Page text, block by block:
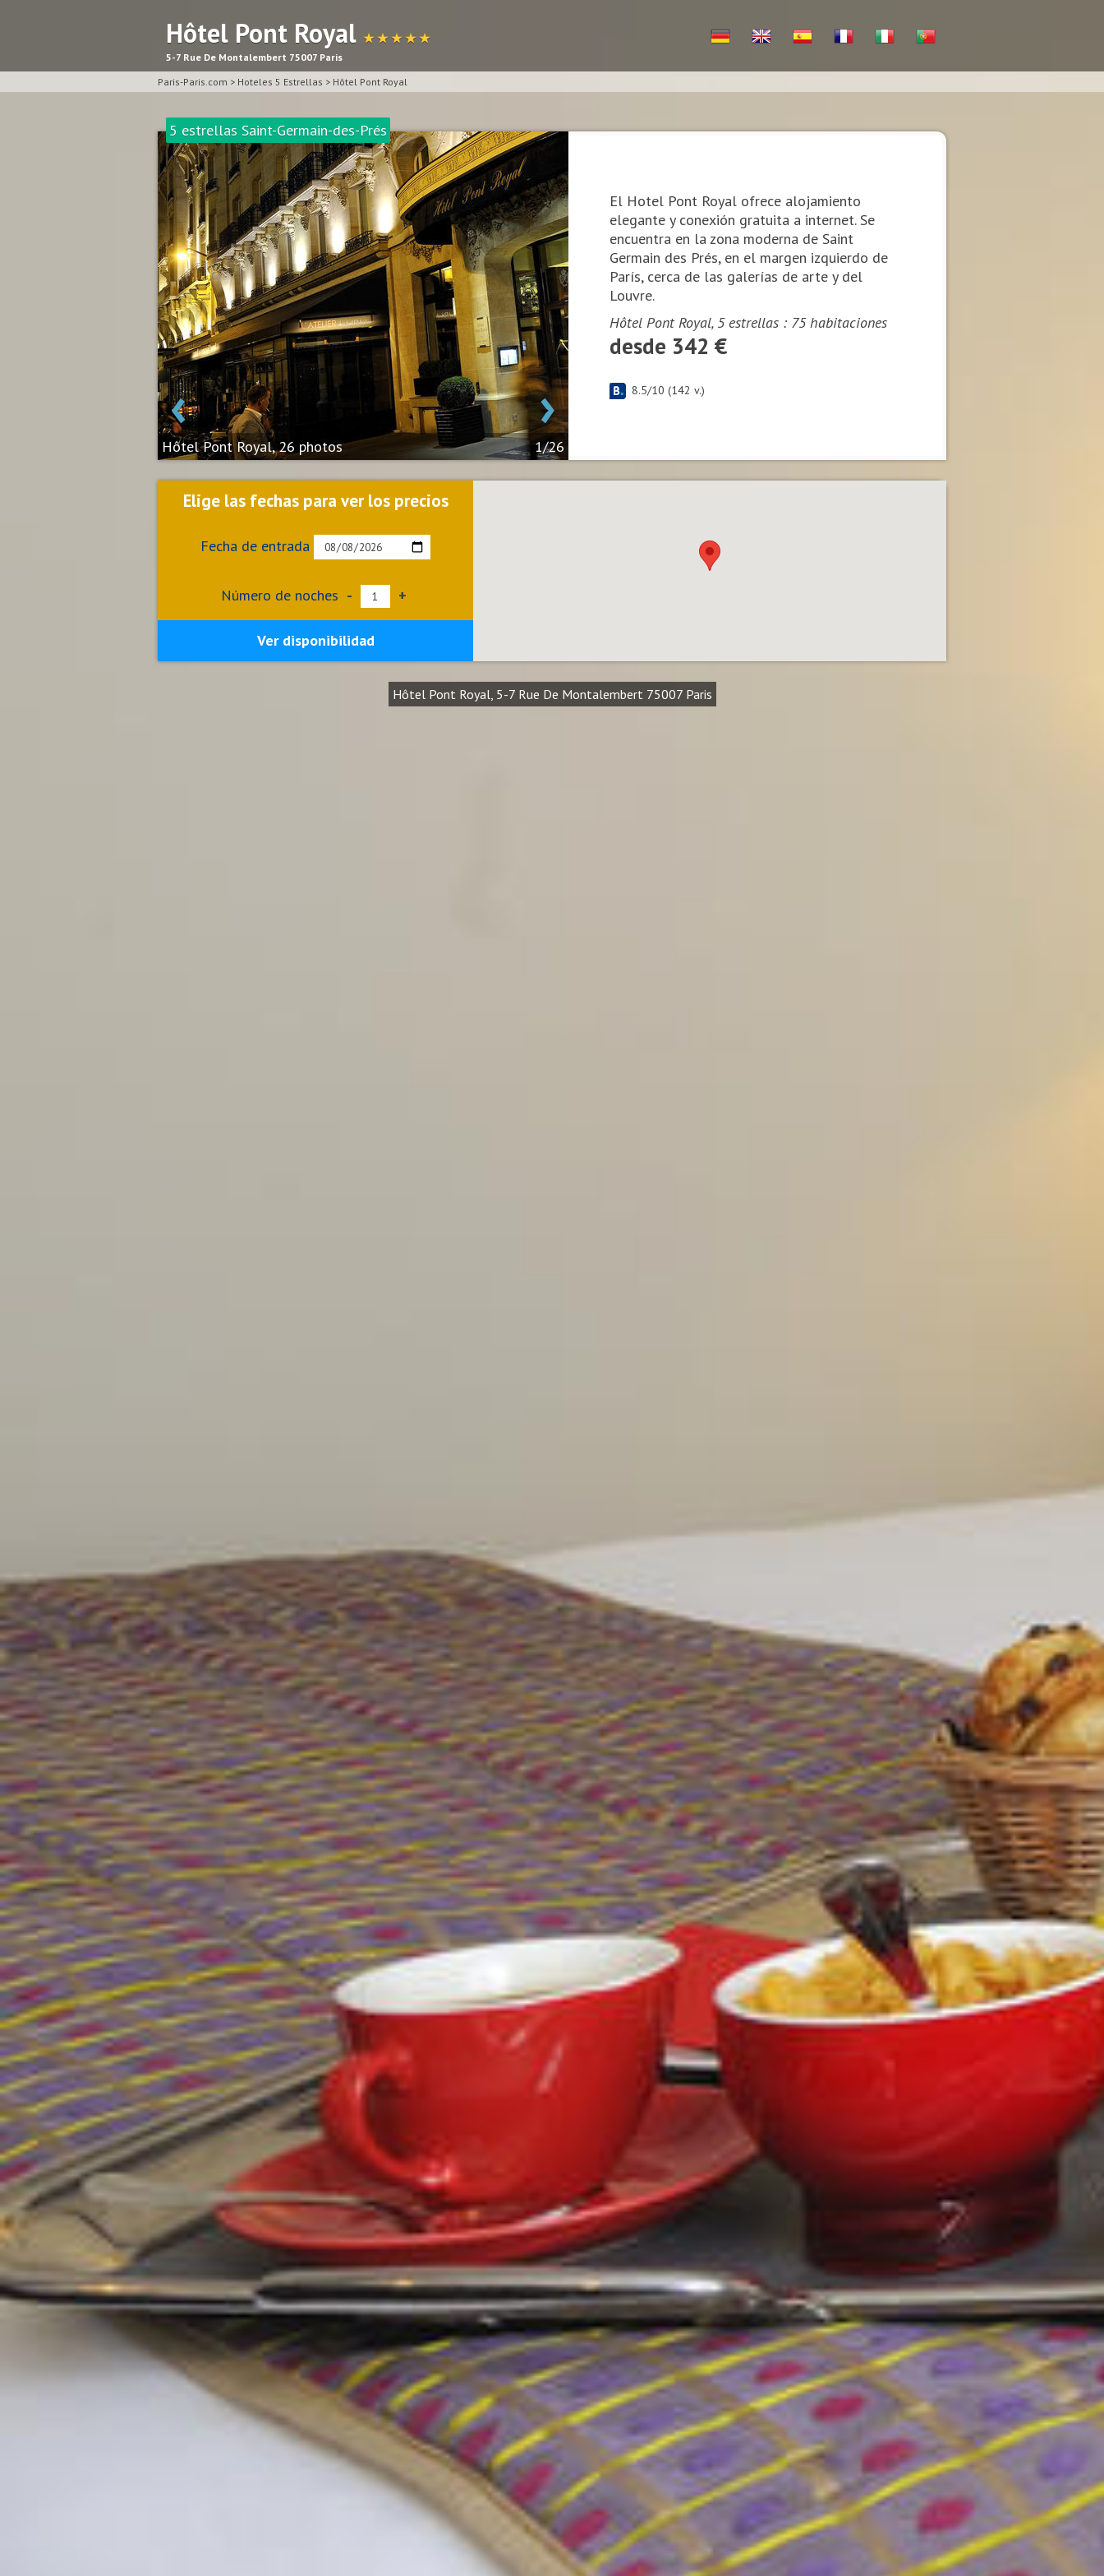
Hôtel Pont Royal ★ ★ ★ ★ ★
5-7 Rue De Montalembert 75007 Paris
Paris-Paris.com > Hoteles 5 Estrellas > Hôtel Pont Royal
5 estrellas Saint-Germain-des-Prés
‹ ›
Hôtel Pont Royal, 26 photos 1/26
El Hotel Pont Royal ofrece alojamiento
elegante y conexión gratuita a internet. Se
encuentra en la zona moderna de Saint
Germain des Prés, en el margen izquierdo de
París, cerca de las galerías de arte y del
Louvre.
Hôtel Pont Royal, 5 estrellas : 75 habitaciones
desde 342 €
8.5/10 (142 v.)
Elige las fechas para ver los precios
Fecha de entrada
Número de noches - +
Ver disponibilidad
Hôtel Pont Royal, 5-7 Rue De Montalembert 75007 Paris